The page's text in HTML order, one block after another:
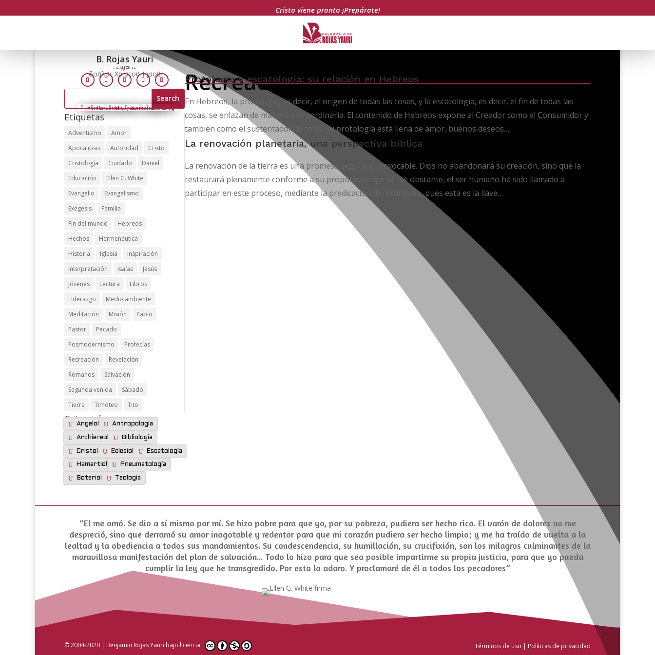
Cristo viene pronto ¡Prepárate!
B. Rojas Yauri
δοῦλος Χριστοῦ Ἰησοῦ
FollowFollowFollowFollowFollow
Search
HomePersonalEnsayosSermonesLibrosBlog
Etiquetas
Adventismo
Amor
Apocalipsis
Autoridad
Cristo
Cristología
Cuidado
Daniel
Educación
Ellen G. White
Evangelio
Evangelismo
Exégesis
Familia
Fin del mundo
Hebreos
Hechos
Hermenéutica
Historia
Iglesia
Inspiración
Interpretación
Isaías
Jesús
Jóvenes
Lectura
Libros
Liderazgo
Medio ambiente
Meditación
Misión
Pablo
Pastor
Pecado
Posmodernismo
Profecías
Recreación
Revelación
Romanos
Salvación
Segunda venida
Sábado
Tierra
Timoteo Tito
Categorías:
Angelología Antropología
Archiereología Bibliología
Cristología Eclesiología Escatología
Hamartiología Pneumatología
Soteriología Teología
Recreación
Protología y escatología: su relación en Hebreos
En Hebreos, la protología, es decir, el origen de todas las cosas, y la escatología, es decir, el fin de todas las
cosas, se enlazan de manera extraordinaria. El contenido de Hebreos expone al Creador como el Consumidor y
también como el sustentador de todo. Su protología está llena de amor, buenos deseos…
La renovación planetaria, una perspectiva bíblica
La renovación de la tierra es una promesa segura e irrevocable. Dios no abandonará su creación, sino que la
restaurará plenamente conforme a su propósito original. No obstante, el ser humano ha sido llamado a
participar en este proceso, mediante la predicación del evangelio, pues esta es la llave…
“El me amó. Se dio a sí mismo por mí. Se hizo pobre para que yo, por su pobreza, pudiera ser hecho rico. El varón de dolores no me
despreció, sino que derramó su amor inagotable y redentor para que mi corazón pudiera ser hecho limpio; y me ha traído de vuelta a la
lealtad y la obediencia a todos sus mandamientos. Su condescendencia, su humillación, su crucifixión, son los milagros culminantes de la
maravillosa manifestación del plan de salvación... Todo lo hizo para que sea posible impartirme su propia justicia, para que yo pueda
cumplir la ley que he transgredido. Por esto lo adoro. Y proclamaré de él a todos los pecadores”
© 2004-2020 | Benjamin Rojas Yauri bajo licencia Términos de uso | Políticas de privacidad